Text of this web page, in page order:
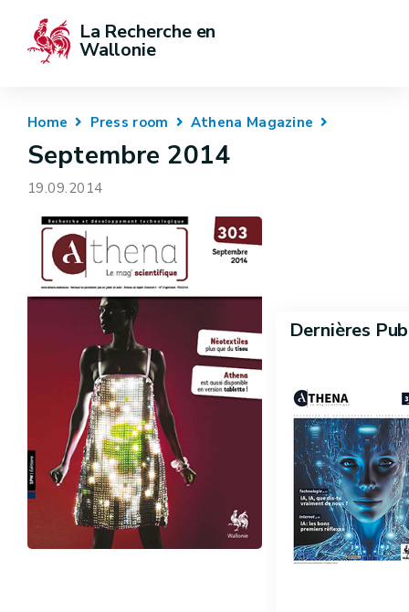
La Recherche en
Wallonie
Home Press room Athena Magazine
Septembre 2014
19.09.2014
Dernières